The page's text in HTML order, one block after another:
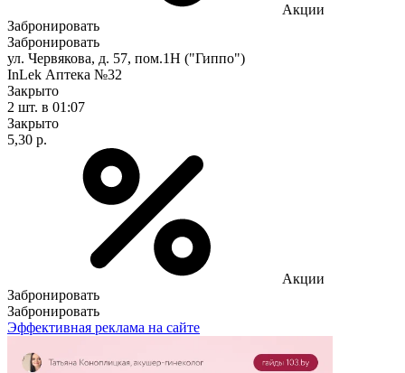
Акции
Забронировать
Забронировать
ул. Червякова, д. 57, пом.1Н ("Гиппо")
InLek Аптека №32
Закрыто
2 шт. в 01:07
Закрыто
5,30 р.
Акции
Забронировать
Забронировать
Эффективная реклама на сайте